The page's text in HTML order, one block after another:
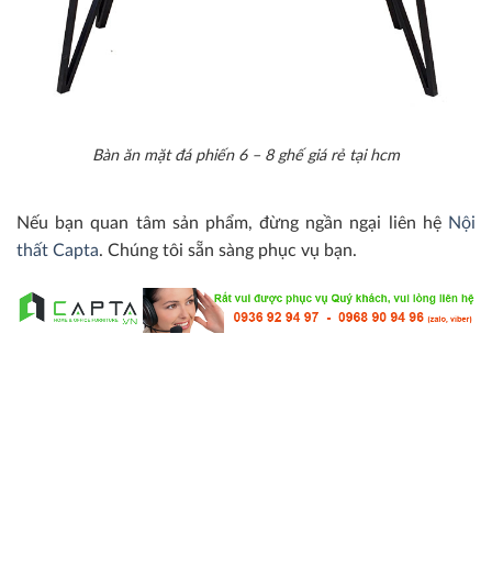
Bàn ăn mặt đá phiến 6 – 8 ghế giá rẻ tại hcm
Nếu bạn quan tâm sản phẩm, đừng ngần ngại liên hệ Nội
thất Capta. Chúng tôi sẵn sàng phục vụ bạn.